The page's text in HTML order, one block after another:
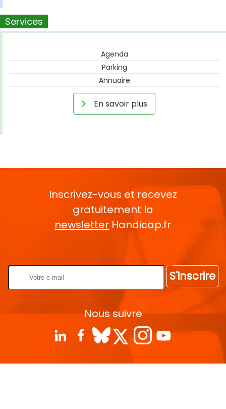
Services
Agenda
Parking
Annuaire
En savoir plus
Inscrivez-vous et recevez
gratuitement la
newsletter Handicap.fr
S'inscrire
Nous suivre